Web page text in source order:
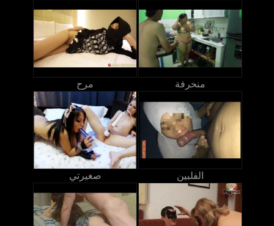
مرح منحرفة
صغيرتي الفلبين